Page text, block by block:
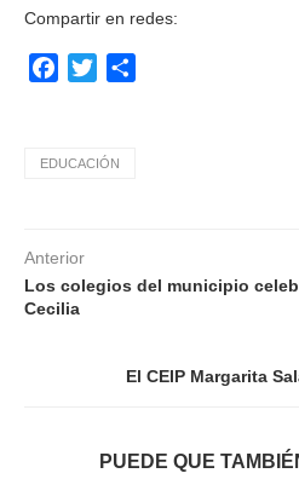
Compartir en redes:
Facebook
Twitter
EDUCACIÓN
Anterior
Los colegios del municipio
Cecilia
El CEIP Margarita
PUEDE QUE